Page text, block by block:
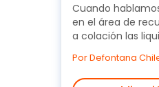
Cuando
en el área de
a colación las
Por Defontana